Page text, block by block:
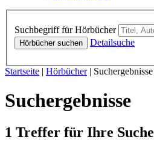
Suchbegriff für Hörbücher
Hörbücher suchen Detailsuche
Sie sind hier:
Startseite | Hörbücher| Suchergebnisse
Suchergebnisse
1 Treffer für Ihre Suche